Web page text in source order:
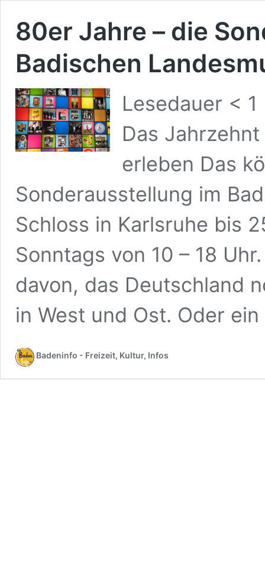
80er Jahre – die
Badischen
Lesedauer < 1
Das
erleben Das
Sonderausstellung im
Schloss in Karlsruhe bis
Sonntags von 10 – 18
davon, das Deutschland
in West und Ost. Oder
Badeninfo - Freizeit, Kultur, Infos